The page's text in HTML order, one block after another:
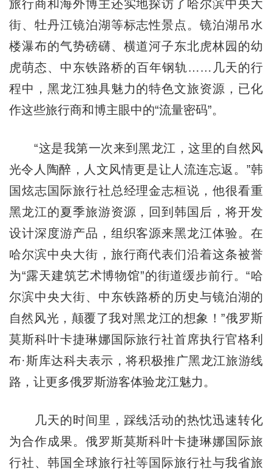
旅行商和海外博主还实地探访了哈尔滨中央大
街、牡丹江镜泊湖等标志性景点。镜泊湖吊水
楼瀑布的气势磅礴、横道河子东北虎林园的幼
虎萌态、中东铁路桥的百年钢轨……几天的行
程中，黑龙江独具魅力的特色文旅资源，已化
作这些旅行商和博主眼中的“流量密码”。
“这是我第一次来到黑龙江，这里的自然风
光令人陶醉，人文风情更是让人流连忘返。”韩
国炫志国际旅行社总经理金志桓说，他很看重
黑龙江的夏季旅游资源，回到韩国后，将开发
设计深度游产品，组织客源来黑龙江体验。在
哈尔滨中央大街，旅行商代表们沿着这条被誉
为“露天建筑艺术博物馆”的街道缓步前行。“哈
尔滨中央大街、中东铁路桥的历史与镜泊湖的
自然风光，颠覆了我对黑龙江的想象！”俄罗斯
莫斯科叶卡捷琳娜国际旅行社首席执行官格利
布·斯库达科夫表示，将积极推广黑龙江旅游线
路，让更多俄罗斯游客体验龙江魅力。
几天的时间里，踩线活动的热忱迅速转化
为合作成果。俄罗斯莫斯科叶卡捷琳娜国际旅
行社、韩国全球旅行社等国际旅行社与我省旅